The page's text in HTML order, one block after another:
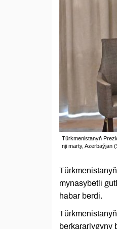
Türkmenistanyň
nji marty, Azerbaýjan
mynasybetli
habar berdi.
berkararlygyny